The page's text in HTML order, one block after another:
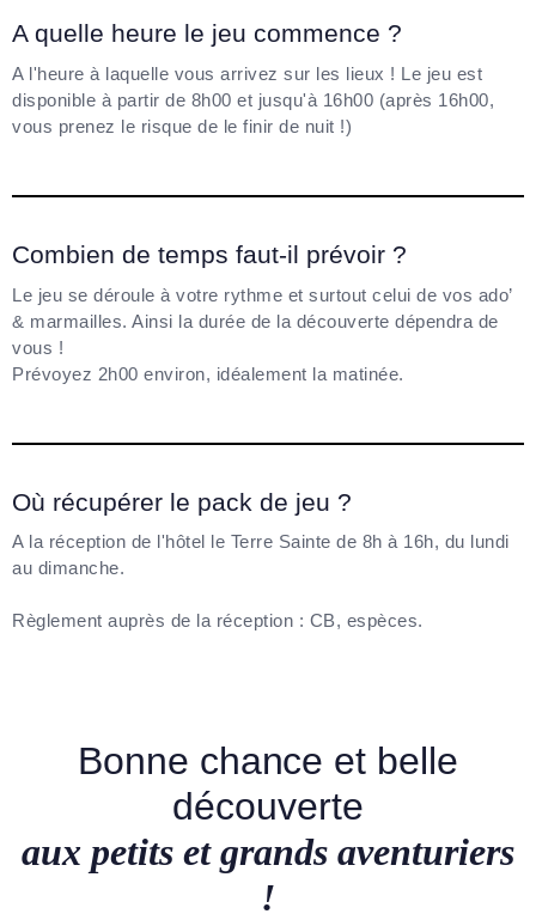
A quelle heure le jeu commence ?
A l'heure à laquelle vous arrivez sur les lieux ! Le jeu est
disponible à partir de 8h00 et jusqu'à 16h00 (après 16h00,
vous prenez le risque de le finir de nuit !)
Combien de temps faut-il prévoir ?
Le jeu se déroule à votre rythme et surtout celui de vos ado’
& marmailles. Ainsi la durée de la découverte dépendra de
vous !
Prévoyez 2h00 environ, idéalement la matinée.
Où récupérer le pack de jeu ?
A la réception de l'hôtel le Terre Sainte de 8h à 16h, du lundi
au dimanche.
Règlement auprès de la réception : CB, espèces.
Bonne chance et belle
découverte
aux petits et grands aventuriers
!